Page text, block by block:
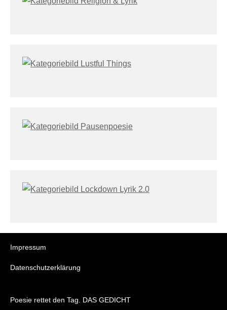
Impressum
Datenschutzerklärung
Poesie rettet den Tag. DAS GEDICHT